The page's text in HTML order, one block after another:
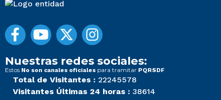
Nuestras redes sociales:
Estos No son canales oficiales para tramitar PQRSDF
Total de Visitantes : 22245578
Visitantes Últimas 24 horas : 38614